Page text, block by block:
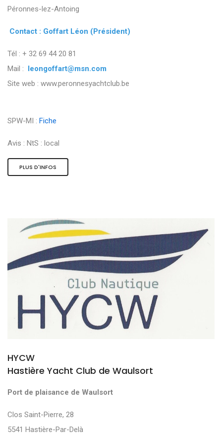
Péronnes-lez-Antoing
Contact : Goffart Léon (Président)
Tél : + 32 69 44 20 81
Mail : leongoffart@msn.com
Site web : www.peronnesyachtclub.be
SPW-MI : Fiche
Avis : NtS : local
PLUS D'INFOS
HYCW
Hastière Yacht Club de Waulsort
Port de plaisance de Waulsort
Clos Saint-Pierre, 28
5541 Hastière-Par-Delà